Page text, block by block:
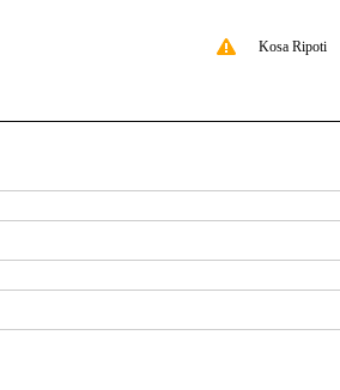
Kosa Ripoti